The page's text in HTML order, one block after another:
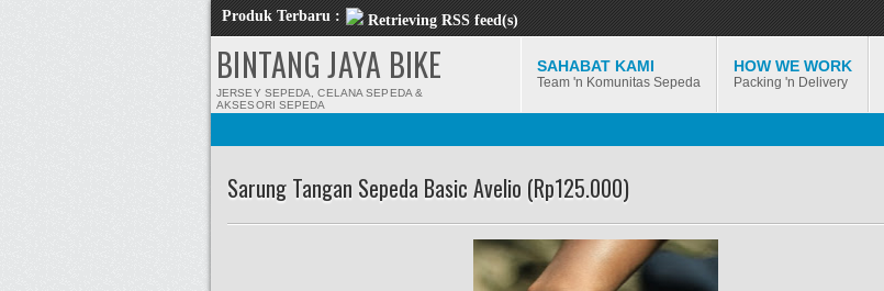
Produk Terbaru : Retrieving RSS feed(s)
BINTANG JAYA BIKE
JERSEY SEPEDA, CELANA SEPEDA &
AKSESORI SEPEDA
HOW WE WORK
Packing 'n Delivery
SAHABAT KAMI
Team 'n Komunitas Sepeda
Sarung Tangan Sepeda Basic Avelio (Rp125.000)